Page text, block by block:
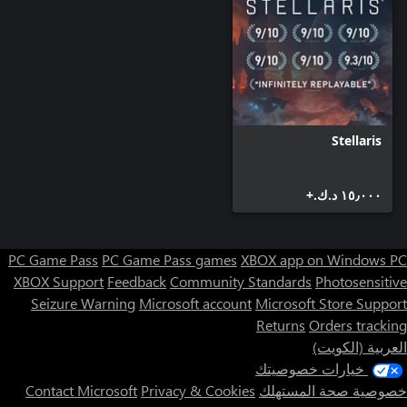
السفن الجديدة، وصور الفصائل، ومناظر المدينة الطبيعية لتذكير
صوت جديد لمستشار المواد السامة، يقدم بشكل مفيد الأخبار والنصائح
*قد تتطلب بعض المزايا محتوى يُباع بشكل منفصل
Stellaris
١٥٫٠٠٠ د.ك.‏+
PC Game Pass PC Game Pass games XBOX app on Windows PC
XBOX Support FeedbackCommunity Standards Photosensitive
Seizure Warning Microsoft account Microsoft Store Support
Returns Orders tracking
العربية (الكويت)
خيارات خصوصيتك
خصوصية صحة المستهلك
Contact Microsoft Privacy & Cookies